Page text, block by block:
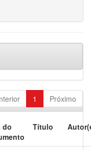
1 Próximo
do
Título